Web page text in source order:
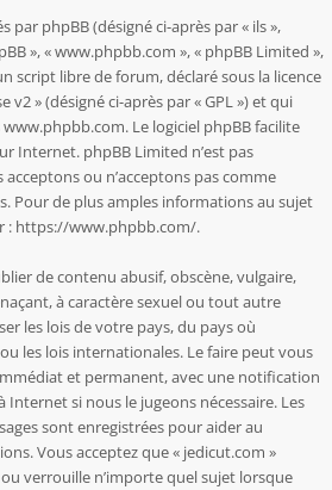
par phpBB (désigné ci-après par « ils »,
», « www.phpbb.com », « phpBB Limited »,
script libre de forum, déclaré sous la licence
v2» (désigné ci-après par « GPL ») et qui
www.phpbb.com. Le logiciel phpBB facilite
Internet. phpBB Limited n’est pas
ou n’acceptons pas comme
Pour de plus amples informations au sujet
: https://www.phpbb.com/.
de contenu abusif, obscène, vulgaire,
à caractère sexuel ou tout autre
les lois de votre pays, du pays où
les lois internationales. Le faire peut vous
et permanent, avec une notification
Internet si nous le jugeons nécessaire. Les
sont enregistrées pour aider au
Vous acceptez que « jedicut.com »
verrouille n’importe quel sujet lorsque